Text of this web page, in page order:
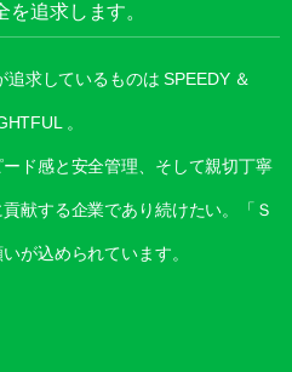
追求します。
求しているものは SPEEDY ＆
。
ド感と安全管理、そして親切丁寧
献する企業であり続けたい。「Ｓ
が込められています。